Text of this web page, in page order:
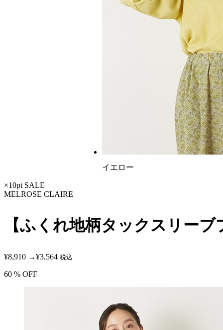
イエロー
×10pt SALE
MELROSE CLAIRE
【ふくれ地柄タックスリー
¥8,910 →¥3,564 税込
60 % OFF